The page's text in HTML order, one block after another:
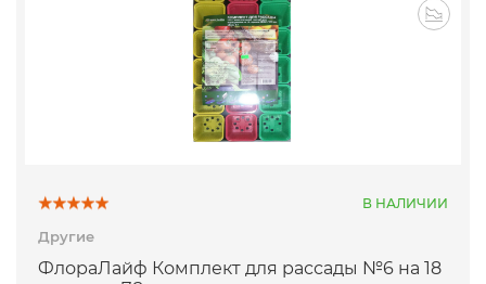
В НАЛИЧИИ
Другие
ФлораЛайф Комплект для рассады №6 на 18